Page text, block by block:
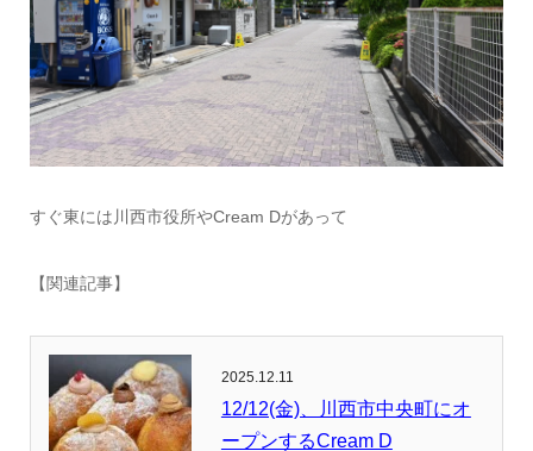
すぐ東には川西市役所やCream Dがあって
【関連記事】
2025.12.11
12/12(金)、川西市中央町にオ
ープンするCream D